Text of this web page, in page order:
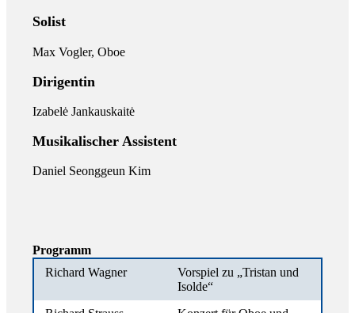
Solist
Max Vogler, Oboe
Dirigentin
Izabelė Jankauskaitė
Musikalischer Assistent
Daniel Seonggeun Kim
Programm
Richard Wagner
Vorspiel zu „Tristan und
Isolde“